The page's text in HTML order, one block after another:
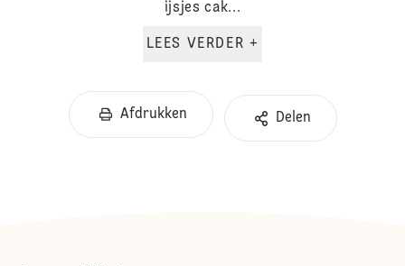
ijsjes cak...
LEES VERDER +
Afdrukken Delen